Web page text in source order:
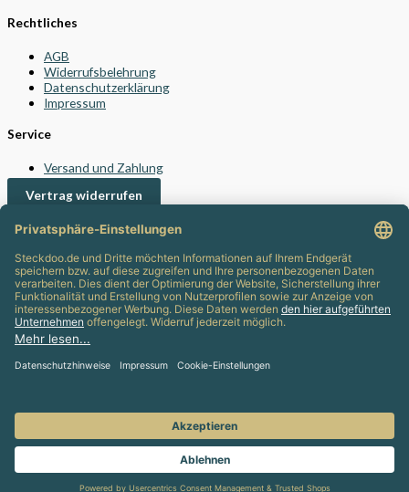
Rechtliches
AGB
Widerrufsbelehrung
Datenschutzerklärung
Impressum
Service
Versand und Zahlung
Vertrag widerrufen
Kontakt
24/7 Support
info@steckdoo.de
Kundenservice
Mein Konto
Info-Blog
© 2022 - 2026 STECKDOO